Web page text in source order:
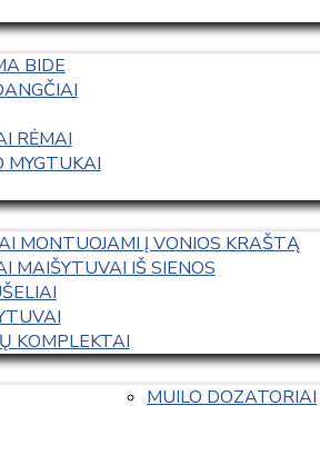
BIDE
RĖMAI
MYGTUKAI
MONTUOJAMI Į VONIOS KRAŠTĄ
MAIŠYTUVAI IŠ SIENOS
KOMPLEKTAI
MUILO DOZATORIAI